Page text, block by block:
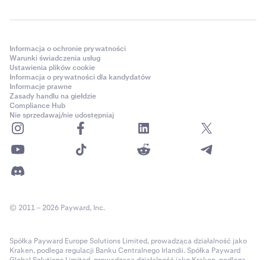
Informacja o ochronie prywatności
Warunki świadczenia usług
Ustawienia plików cookie
Informacja o prywatności dla kandydatów
Informacje prawne
Zasady handlu na giełdzie
Compliance Hub
Nie sprzedawaj/nie udostępniaj
© 2011 – 2026 Payward, Inc.
Spółka Payward Europe Solutions Limited, prowadząca działalność jako
Kraken, podlega regulacji Banku Centralnego Irlandii. Spółka Payward